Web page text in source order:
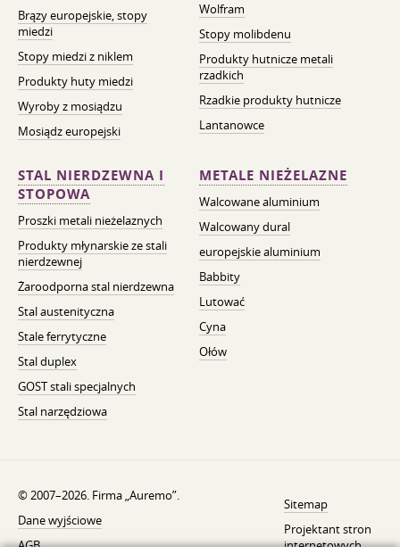
Brązy europejskie, stopy
miedzi
Stopy miedzi z niklem
Produkty huty miedzi
Wyroby z mosiądzu
Mosiądz europejski
Wolfram
Stopy molibdenu
Produkty hutnicze metali
rzadkich
Rzadkie produkty hutnicze
Lantanowce
STAL NIERDZEWNA I
STOPOWA
Proszki metali nieżelaznych
Produkty młynarskie ze stali
nierdzewnej
Żaroodporna stal nierdzewna
Stal austenityczna
Stale ferrytyczne
Stal duplex
GOST stali specjalnych
Stal narzędziowa
METALE NIEŻELAZNE
Walcowane aluminium
Walcowany dural
europejskie aluminium
Babbity
Lutować
Cyna
Ołów
© 2007–2026. Firma „Auremo”.
Dane wyjściowe
AGB
Sitemap
Projektant stron
internetowych